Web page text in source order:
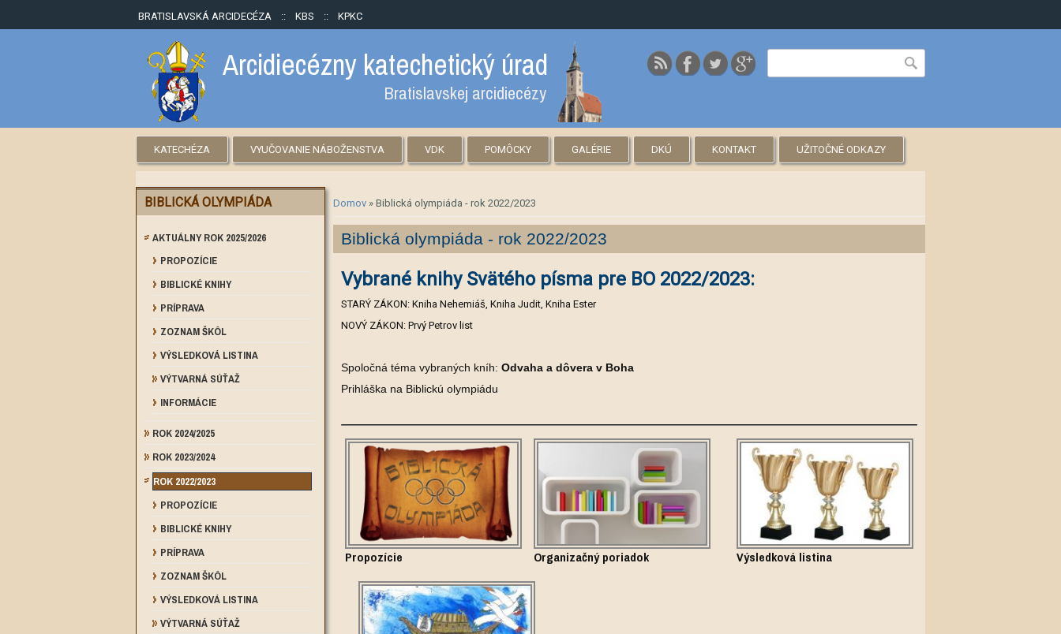
BRATISLAVSKÁ ARCIDECÉZA :: KBS :: KPKC
Arcidiecézny katechetický úrad
Bratislavskej arcidiecézy
Vyhľadávanie
KATECHÉZA VYUČOVANIE NÁBOŽENSTVA VDK POMÔCKY GALÉRIE DKÚ KONTAKT UŽITOČNÉ ODKAZY
Nachádzate sa tu
Domov » Biblická olympiáda - rok 2022/2023
Biblická olympiáda - rok 2022/2023
Vybrané knihy Svätého písma pre BO 2022/2023:
STARÝ ZÁKON: Kniha Nehemiáš, Kniha Judit, Kniha Ester
NOVÝ ZÁKON: Prvý Petrov list
Spoločná téma vybraných kníh: Odvaha a dôvera v Boha
Prihláška na Biblickú olympiádu
Propozície Organizačný poriadok Výsledková listina
BIBLICKÁ OLYMPIÁDA
AKTUÁLNY ROK 2025/2026
PROPOZÍCIE
BIBLICKÉ KNIHY
PRÍPRAVA
ZOZNAM ŠKÔL
VÝSLEDKOVÁ LISTINA
VÝTVARNÁ SÚŤAŽ
INFORMÁCIE
ROK 2024/2025
ROK 2023/2024
ROK 2022/2023
PROPOZÍCIE
BIBLICKÉ KNIHY
PRÍPRAVA
ZOZNAM ŠKÔL
VÝSLEDKOVÁ LISTINA
VÝTVARNÁ SÚŤAŽ